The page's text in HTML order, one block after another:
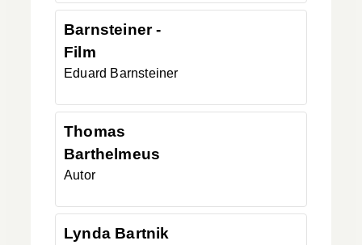
Barnsteiner -
Film
Eduard Barnsteiner
Thomas
Barthelmeus
Autor
Lynda Bartnik